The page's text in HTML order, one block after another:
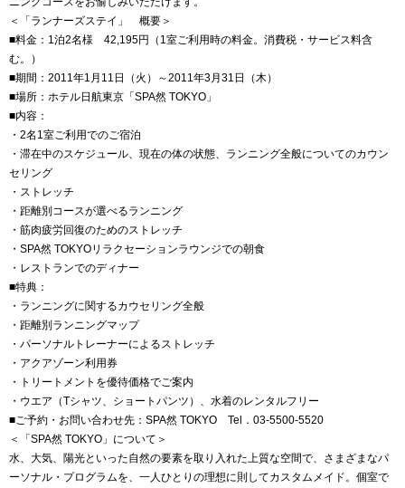
＜「ランナーズステイ」 概要＞
■料金：1泊2名様 42,195円（1室ご利用時の料金。消費税・サービス料含
む。）
■期間：2011年1月11日（火）～2011年3月31日（木）
■場所：ホテル日航東京「SPA然 TOKYO」
■内容：
・2名1室ご利用でのご宿泊
・滞在中のスケジュール、現在の体の状態、ランニング全般についてのカウン
セリング
・ストレッチ
・距離別コースが選べるランニング
・筋肉疲労回復のためのストレッチ
・SPA然 TOKYOリラクセーションラウンジでの朝食
・レストランでのディナー
■特典：
・ランニングに関するカウセリング全般
・距離別ランニングマップ
・パーソナルトレーナーによるストレッチ
・アクアゾーン利用券
・トリートメントを優待価格でご案内
・ウエア（Tシャツ、ショートパンツ）、水着のレンタルフリー
■ご予約・お問い合わせ先：SPA然 TOKYO Tel．03-5500-5520
＜「SPA然 TOKYO」について＞
水、大気、陽光といった自然の要素を取り入れた上質な空間で、さまざまなパ
ーソナル・プログラムを、一人ひとりの理想に則してカスタムメイド。個室で